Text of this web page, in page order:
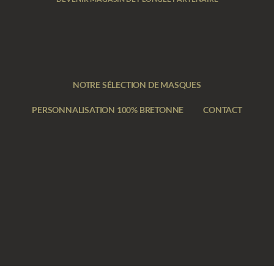
NOTRE SÉLECTION DE MASQUES
PERSONNALISATION 100% BRETONNE CONTACT